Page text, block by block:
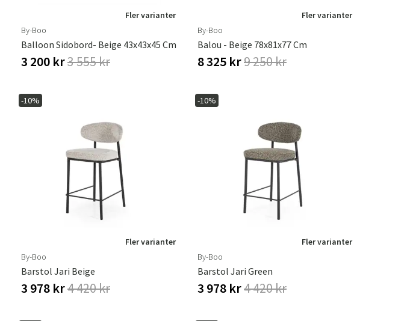
Fler varianter
By-Boo
Balloon Sidobord- Beige 43x43x45 Cm
3 200 kr3 555 kr
Fler varianter
By-Boo
Balou - Beige 78x81x77 Cm
8 325 kr9 250 kr
-10%
Fler varianter
By-Boo
Barstol Jari Beige
3 978 kr4 420 kr
-10%
Fler varianter
By-Boo
Barstol Jari Green
3 978 kr4 420 kr